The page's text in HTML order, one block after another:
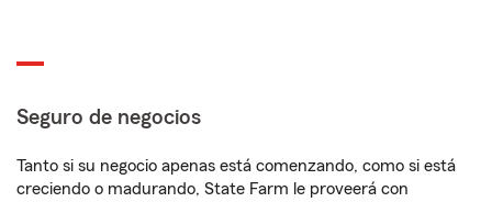
Seguro de negocios
Tanto si su negocio apenas está comenzando, como si está
creciendo o madurando, State Farm le proveerá con